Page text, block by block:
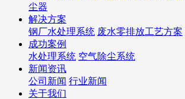
尘器
解决方案
钢厂水处理系统 废水零排放工艺方案
成功案例
水处理系统 空气除尘系统
新闻资讯
公司新闻 行业新闻
关于我们